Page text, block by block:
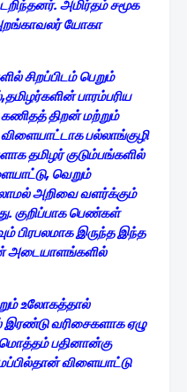
அமிர்தம் சமூக
யோகா
சிறப்பிடம் பெறும்
பாரம்பரிய
திறன் மற்றும்
பல்லாங்குழி
தமிழர் குடும்பங்களில்
வெறும்
அறிவை வளர்க்கும்
குறிப்பாக பெண்கள்
பிரபலமாக இருந்த இந்த
அடையாளங்களில்
உலோகத்தால்
வரிசைகளாக ஏழு
மொத்தம் பதினான்கு
விளையாட்டு